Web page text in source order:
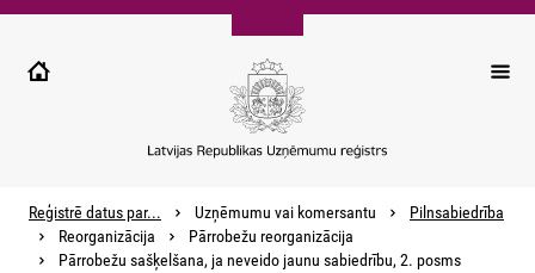
Pārlekt
galveno
Reģistrē datus par... Uzņēmumu vai komersantu
Pilnsabiedrība
Reorganizācija
Pārrobežu reorganizācija
Pārrobežu sašķelšana, ja neveido jaunu sabiedrību, 2. posms